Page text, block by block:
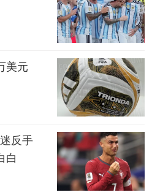
美元
反手
白